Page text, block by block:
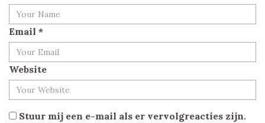
Email *
Website
Stuur mij een e-mail als er vervolgreacties zijn.